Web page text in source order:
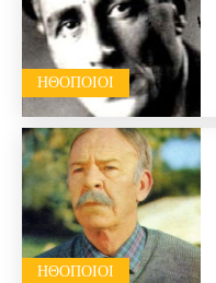
HΘΟΠΟΙΟΊ
HΘΟΠΟΙΟΊ